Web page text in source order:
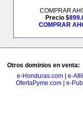
COMPRAR
Precio $
COMPRAR
Otros dominios en venta:
e-Honduras.com| e-
OfertaPyme.com| e-